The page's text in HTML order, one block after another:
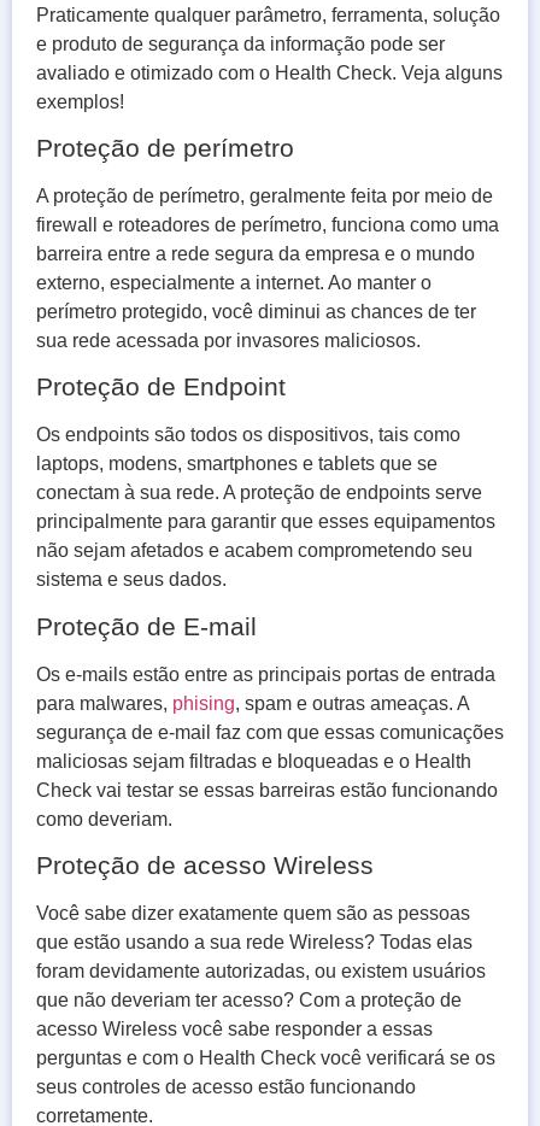
Praticamente qualquer parâmetro, ferramenta, solução
e produto de segurança da informação pode ser
avaliado e otimizado com o Health Check. Veja alguns
exemplos!
Proteção de perímetro
A proteção de perímetro, geralmente feita por meio de
firewall e roteadores de perímetro, funciona como uma
barreira entre a rede segura da empresa e o mundo
externo, especialmente a internet. Ao manter o
perímetro protegido, você diminui as chances de ter
sua rede acessada por invasores maliciosos.
Proteção de Endpoint
Os endpoints são todos os dispositivos, tais como
laptops, modens, smartphones e tablets que se
conectam à sua rede. A proteção de endpoints serve
principalmente para garantir que esses equipamentos
não sejam afetados e acabem comprometendo seu
sistema e seus dados.
Proteção de E-mail
Os e-mails estão entre as principais portas de entrada
para malwares, phising, spam e outras ameaças. A
segurança de e-mail faz com que essas comunicações
maliciosas sejam filtradas e bloqueadas e o Health
Check vai testar se essas barreiras estão funcionando
como deveriam.
Proteção de acesso Wireless
Você sabe dizer exatamente quem são as pessoas
que estão usando a sua rede Wireless? Todas elas
foram devidamente autorizadas, ou existem usuários
que não deveriam ter acesso? Com a proteção de
acesso Wireless você sabe responder a essas
perguntas e com o Health Check você verificará se os
seus controles de acesso estão funcionando
corretamente.